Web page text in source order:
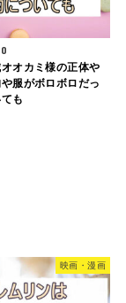
オカミ様の正体や
服がボロボロだっ
も
映画・漫画